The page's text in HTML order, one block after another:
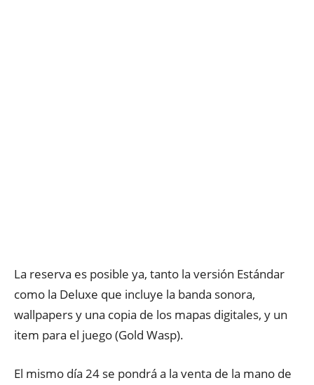
La reserva es posible ya, tanto la versión Estándar
como la Deluxe que incluye la banda sonora,
wallpapers y una copia de los mapas digitales, y un
item para el juego (Gold Wasp).
El mismo día 24 se pondrá a la venta de la mano de